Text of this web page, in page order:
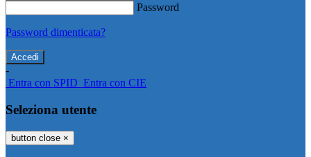
Password
Password dimenticata?
-
Entra con SPID Entra con CIE
Seleziona utente
button close ×